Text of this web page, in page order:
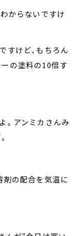
からないですけ
すけど、もちろん
の塗料の10倍す
。アンミカさんみ
剤の配合を気温に